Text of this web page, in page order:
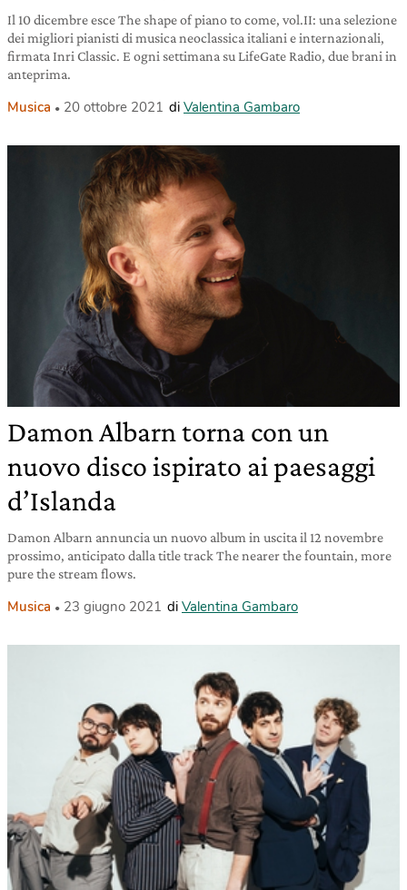
Il 10 dicembre esce The shape of piano to come, vol.II: una selezione
dei migliori pianisti di musica neoclassica italiani e internazionali,
firmata Inri Classic. E ogni settimana su LifeGate Radio, due brani in
anteprima.
Musica 20 ottobre 2021 di Valentina Gambaro
Damon Albarn torna con un
nuovo disco ispirato ai paesaggi
d’Islanda
Damon Albarn annuncia un nuovo album in uscita il 12 novembre
prossimo, anticipato dalla title track The nearer the fountain, more
pure the stream flows.
Musica 23 giugno 2021 di Valentina Gambaro